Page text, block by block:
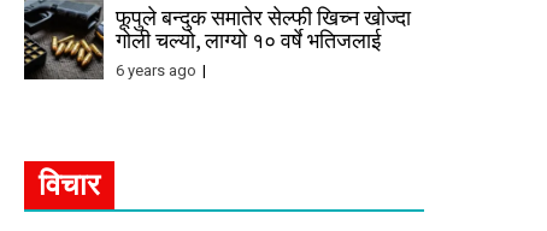
फूपुले बन्दुक समातेर सेल्फी खिच्न खोज्दा
गोली चल्यो, लाग्यो १० वर्षे भतिजलाई
6 years ago
विचार